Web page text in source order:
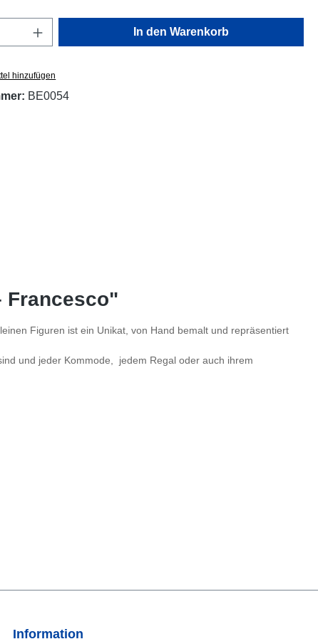
Gib den gewünschten Wert ein
In den Warenkorb
hinzufügen
BE0054
Francesco"
Figuren ist ein Unikat, von Hand bemalt und repräsentiert
und jeder Kommode, jedem Regal oder auch ihrem
Information